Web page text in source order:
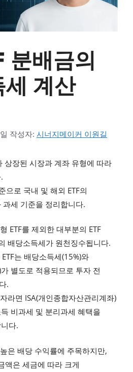
분배금의
계산
작성자: 시너지메이커 이원길
상장된 시장과 계좌 유형에 따라
으로 국내 및 해외 ETF의
세 기준을 정리합니다.
ETF를 제외한 대부분의 ETF
배당소득세가 원천징수됩니다.
는 배당소득세(15%)와
별도로 적용되므로 투자 전
.
라면 ISA(개인종합자산관리계좌)
비과세 및 분리과세 혜택을
다.
은 배당 수익률에 주목하지만,
액은 세금에 따라 크게